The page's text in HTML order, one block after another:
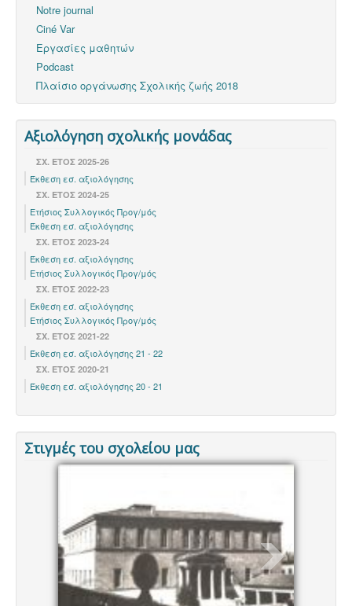
Notre journal
Ciné Var
Εργασίες μαθητών
Podcast
Πλαίσιο οργάνωσης Σχολικής ζωής 2018
Αξιολόγηση σχολικής μονάδας
ΣΧ. ΕΤΟΣ 2025-26
Έκθεση εσ. αξιολόγησης
ΣΧ. ΕΤΟΣ 2024-25
Ετήσιος Συλλογικός Προγ/μός
Έκθεση εσ. αξιολόγησης
ΣΧ. ΈΤΟΣ 2023-24
Έκθεση εσ. αξιολόγησης
Ετήσιος Συλλογικός Προγ/μός
ΣΧ. ΈΤΟΣ 2022-23
Έκθεση εσ. αξιολόγησης
Ετήσιος Συλλογικός Προγ/μός
ΣΧ. ΕΤΟΣ 2021-22
Έκθεση εσ. αξιολόγησης 21 - 22
ΣΧ. ΕΤΟΣ 2020-21
Έκθεση εσ. αξιολόγησης 20 - 21
Στιγμές του σχολείου μας